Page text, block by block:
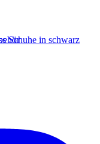
Schuhe in schwarz